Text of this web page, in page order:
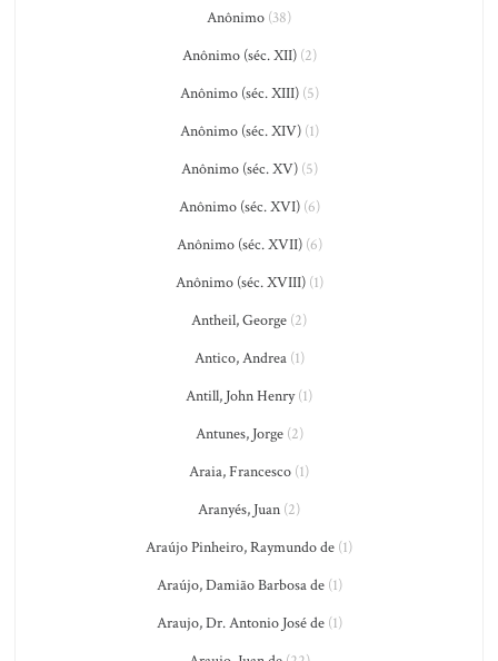
Anônimo (38)
Anônimo (séc. XII)(2)
Anônimo (séc. XIII)(5)
Anônimo (séc. XIV)(1)
Anônimo (séc. XV)(5)
Anônimo (séc. XVI)(6)
Anônimo (séc. XVII)(6)
Anônimo (séc. XVIII)(1)
Antheil, George (2)
Antico, Andrea(1)
Antill, John Henry(1)
Antunes, Jorge(2)
Araia, Francesco (1)
Aranyés, Juan (2)
Araújo Pinheiro, Raymundo de (1)
Araújo, Damião Barbosa de(1)
Araujo, Dr. Antonio José de(1)